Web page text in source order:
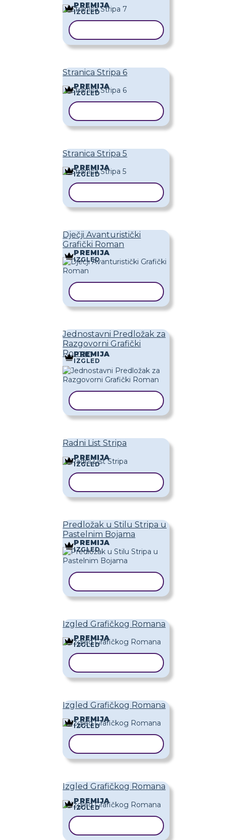
PREMIJA
IZGLED
Stranica Stripa 6
PREMIJA
IZGLED
Stranica Stripa 5
PREMIJA
IZGLED
Dječji Avanturistički
Grafički Roman
PREMIJA
IZGLED
Jednostavni Predložak za
Razgovorni Grafički
Roman
PREMIJA
IZGLED
Radni List Stripa
PREMIJA
IZGLED
Predložak u Stilu Stripa u
Pastelnim Bojama
PREMIJA
IZGLED
Izgled Grafičkog Romana
PREMIJA
IZGLED
Izgled Grafičkog Romana
PREMIJA
IZGLED
Izgled Grafičkog Romana
PREMIJA
IZGLED